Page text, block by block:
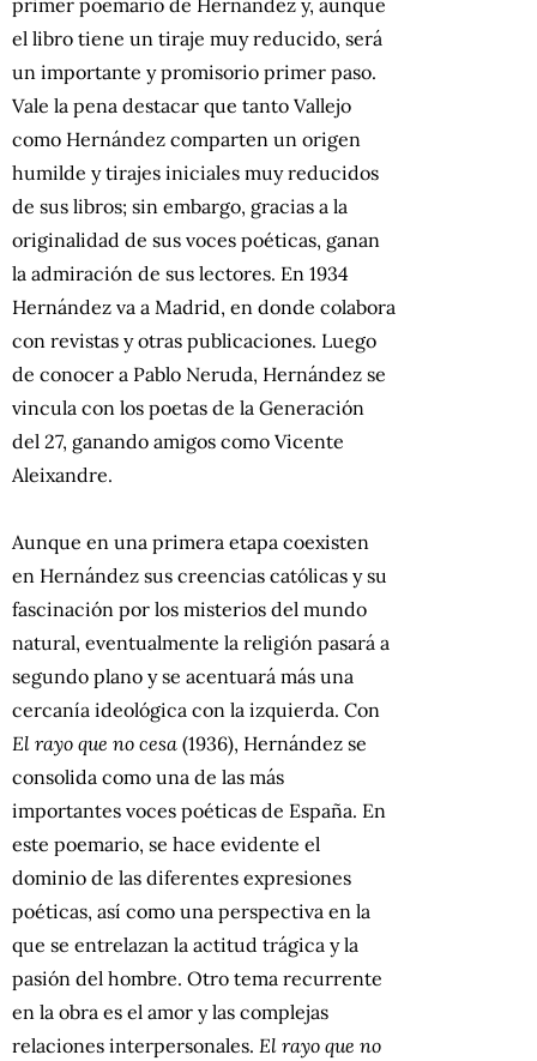
primer poemario de Hernández y, aunque
el libro tiene un tiraje muy reducido, será
un importante y promisorio primer paso.
Vale la pena destacar que tanto Vallejo
como Hernández comparten un origen
humilde y tirajes iniciales muy reducidos
de sus libros; sin embargo, gracias a la
originalidad de sus voces poéticas, ganan
la admiración de sus lectores. En 1934
Hernández va a Madrid, en donde colabora
con revistas y otras publicaciones. Luego
de conocer a Pablo Neruda, Hernández se
vincula con los poetas de la Generación
del 27, ganando amigos como Vicente
Aleixandre.
Aunque en una primera etapa coexisten
en Hernández sus creencias católicas y su
fascinación por los misterios del mundo
natural, eventualmente la religión pasará a
segundo plano y se acentuará más una
cercanía ideológica con la izquierda. Con
El rayo que no cesa (1936), Hernández se
consolida como una de las más
importantes voces poéticas de España. En
este poemario, se hace evidente el
dominio de las diferentes expresiones
poéticas, así como una perspectiva en la
que se entrelazan la actitud trágica y la
pasión del hombre. Otro tema recurrente
en la obra es el amor y las complejas
relaciones interpersonales. El rayo que no